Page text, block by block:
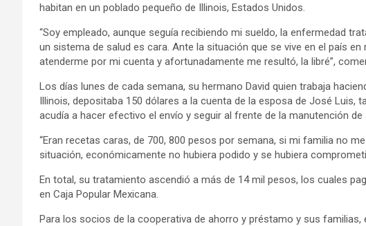
habitan en un poblado pequeño de Illinois, Estados Unidos.
“Soy empleado, aunque seguía recibiendo mi sueldo, la enfermedad
un sistema de salud es cara. Ante la situación que se vive en el país
atenderme por mi cuenta y afortunadamente me resultó, la libré”,
Los días lunes de cada semana, su hermano David quien trabaja
Illinois, depositaba 150 dólares a la cuenta de la esposa de José Luis,
acudía a hacer efectivo el envío y seguir al frente de la manutención
“Eran recetas caras, de 700, 800 pesos por semana, si mi familia no
situación, económicamente no hubiera podido y se hubiera
En total, su tratamiento ascendió a más de 14 mil pesos, los cuales
en Caja Popular Mexicana.
Para los socios de la cooperativa de ahorro y préstamo y sus familias,